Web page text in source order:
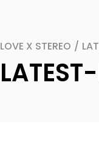
LOVE X STEREO /